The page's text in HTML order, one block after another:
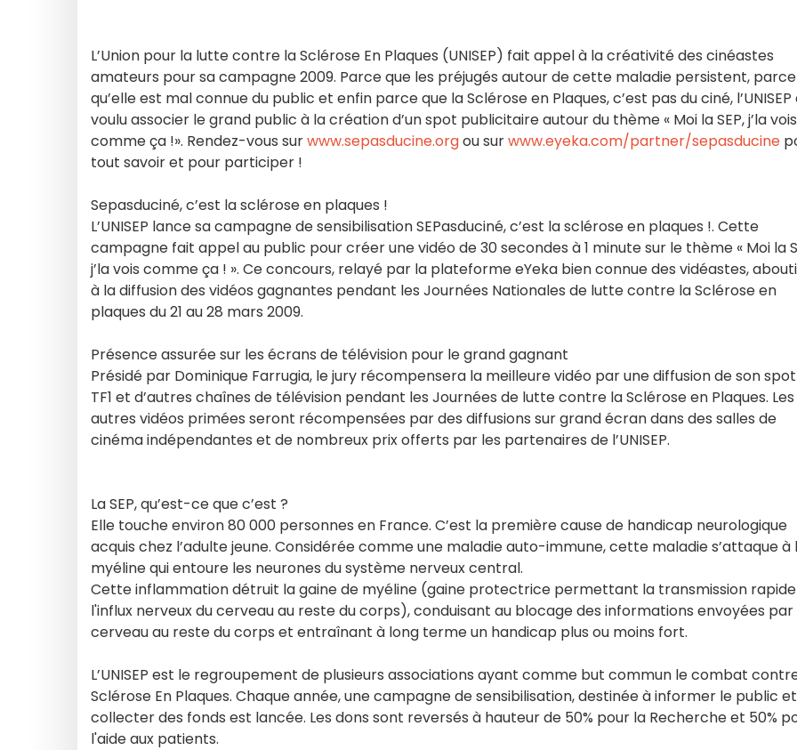
L’Union pour la lutte contre la Sclérose En Plaques (UNISEP) fait appel à la créativité des cinéastes
amateurs pour sa campagne 2009. Parce que les préjugés autour de cette maladie persistent, parce
qu’elle est mal connue du public et enfin parce que la Sclérose en Plaques, c’est pas du ciné, l’UNISEP
voulu associer le grand public à la création d’un spot publicitaire autour du thème « Moi la SEP, j’la vois
comme ça !». Rendez-vous surwww.sepasducine.orgou surwww.eyeka.com/partner/sepasducine
tout savoir et pour participer !
Sepasduciné, c’est la sclérose en plaques !
L’UNISEP lance sa campagne de sensibilisation SEPasduciné, c’est la sclérose en plaques !. Cette
campagne fait appel au public pour créer une vidéo de 30 secondes à 1 minute sur le thème « Moi la
j’la vois comme ça ! ». Ce concours, relayé par la plateforme eYeka bien connue des vidéastes,
à la diffusion des vidéos gagnantes pendant les Journées Nationales de lutte contre la Sclérose en
plaques du 21 au 28 mars 2009.
Présence assurée sur les écrans de télévision pour le grand gagnant
Présidé par Dominique Farrugia, le jury récompensera la meilleure vidéo par une diffusion de son
TF1 et d’autres chaînes de télévision pendant les Journées de lutte contre la Sclérose en Plaques. Les
autres vidéos primées seront récompensées par des diffusions sur grand écran dans des salles de
cinéma indépendantes et de nombreux prix offerts par les partenaires de l’UNISEP.
La SEP, qu’est-ce que c’est ?
Elle touche environ 80 000 personnes en France. C’est la première cause de handicap neurologique
acquis chez l’adulte jeune. Considérée comme une maladie auto-immune, cette maladie s’attaque à
myéline qui entoure les neurones du système nerveux central.
Cette inflammation détruit la gaine de myéline (gaine protectrice permettant la transmission
l'influx nerveux du cerveau au reste du corps), conduisant au blocage des informations envoyées par
cerveau au reste du corps et entraînant à long terme un handicap plus ou moins fort.
L’UNISEP est le regroupement de plusieurs associations ayant comme but commun le combat
Sclérose En Plaques. Chaque année, une campagne de sensibilisation, destinée à informer le public et
collecter des fonds est lancée. Les dons sont reversés à hauteur de 50% pour la Recherche et 50%
l'aide aux patients.